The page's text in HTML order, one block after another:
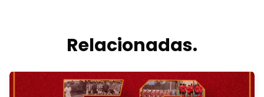
Relacionadas.